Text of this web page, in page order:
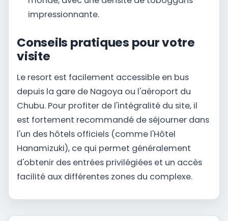
impressionnante.
Conseils pratiques pour votre
visite
Le resort est facilement accessible en bus
depuis la gare de Nagoya ou l'aéroport du
Chubu. Pour profiter de l'intégralité du site, il
est fortement recommandé de séjourner dans
l'un des hôtels officiels (comme l'Hôtel
Hanamizuki), ce qui permet généralement
d'obtenir des entrées privilégiées et un accès
facilité aux différentes zones du complexe.